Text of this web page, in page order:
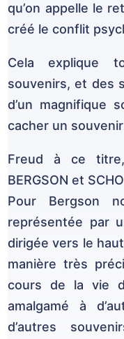
qu’on appelle le
créé le conflit
Cela explique
souvenirs, et des
d’un magnifique
cacher un
Freud à ce
BERGSON et
Pour Bergson
représentée par
dirigée vers le
manière très
cours de la vie
amalgamé à
d’autres